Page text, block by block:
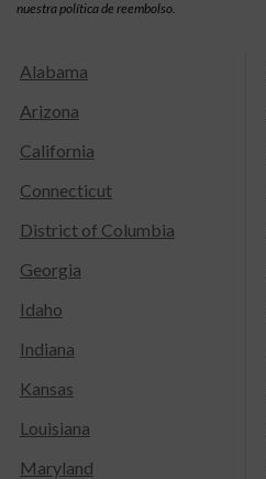
nuestra política de reembolso.
Alabama
Arizona
California
Connecticut
District of Columbia
Georgia
Idaho
Indiana
Kansas
Louisiana
Maryland